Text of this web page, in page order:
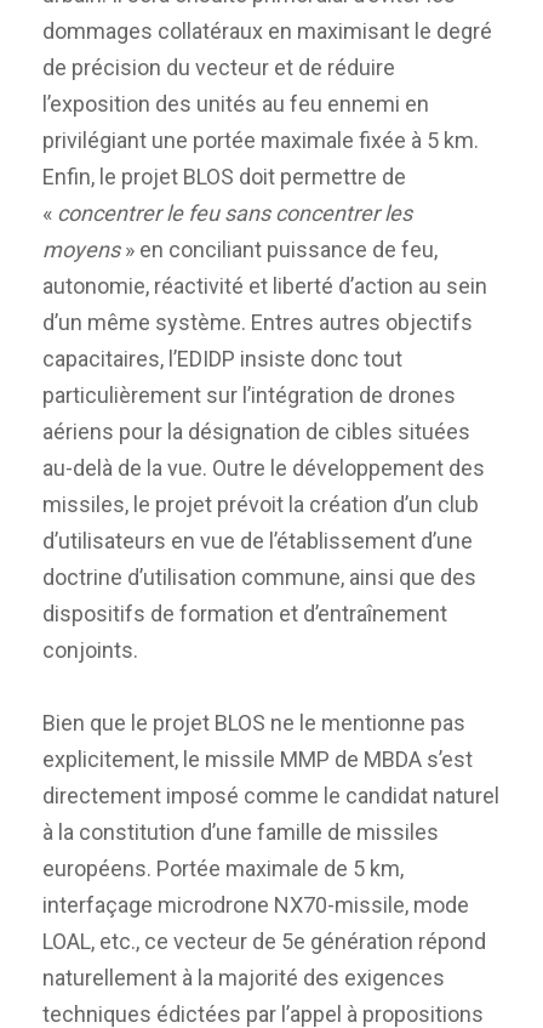
dommages collatéraux en maximisant le degré
de précision du vecteur et de réduire
l’exposition des unités au feu ennemi en
privilégiant une portée maximale fixée à 5 km.
Enfin, le projet BLOS doit permettre de
« concentrer le feu sans concentrer les
moyens» en conciliant puissance de feu,
autonomie, réactivité et liberté d’action au sein
d’un même système. Entres autres objectifs
capacitaires, l’EDIDP insiste donc tout
particulièrement sur l’intégration de drones
aériens pour la désignation de cibles situées
au-delà de la vue. Outre le développement des
missiles, le projet prévoit la création d’un club
d’utilisateurs en vue de l’établissement d’une
doctrine d’utilisation commune, ainsi que des
dispositifs de formation et d’entraînement
conjoints.
Bien que le projet BLOS ne le mentionne pas
explicitement, le missile MMP de MBDA s’est
directement imposé comme le candidat naturel
à la constitution d’une famille de missiles
européens. Portée maximale de 5 km,
interfaçage microdrone NX70-missile, mode
LOAL, etc., ce vecteur de 5e génération répond
naturellement à la majorité des exigences
techniques édictées par l’appel à propositions